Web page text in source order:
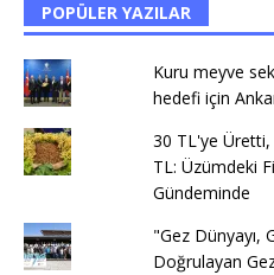
POPÜLER YAZILAR
Kuru meyve
hedefi için
30 TL'ye Üretti,
TL: Üzümdeki
Gündeminde
"Gez Dünyayı,
Doğrulayan